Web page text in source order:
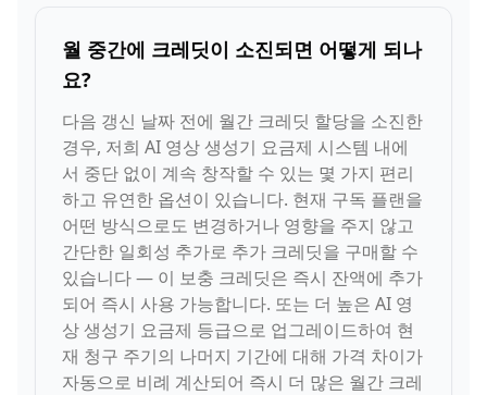
월 중간에 크레딧이 소진되면 어떻게 되나
요?
다음 갱신 날짜 전에 월간 크레딧 할당을 소진한
경우, 저희 AI 영상 생성기 요금제 시스템 내에
서 중단 없이 계속 창작할 수 있는 몇 가지 편리
하고 유연한 옵션이 있습니다. 현재 구독 플랜을
어떤 방식으로도 변경하거나 영향을 주지 않고
간단한 일회성 추가로 추가 크레딧을 구매할 수
있습니다 — 이 보충 크레딧은 즉시 잔액에 추가
되어 즉시 사용 가능합니다. 또는 더 높은 AI 영
상 생성기 요금제 등급으로 업그레이드하여 현
재 청구 주기의 나머지 기간에 대해 가격 차이가
자동으로 비례 계산되어 즉시 더 많은 월간 크레